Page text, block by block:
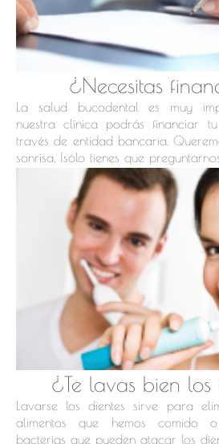
¿Necesitas
La salud bucodental es muy
nuestra clínica podrás financiar
través de entidad bancaria.
sonrisa, ¡sólo tienes que
¿Te lavas bien los
Lavarse los dientes sirve para
alimentos que hemos comido
bacterias que pueden atacar los